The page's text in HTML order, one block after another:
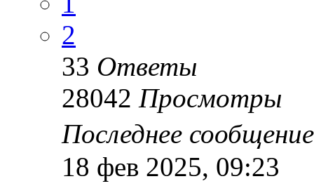
2
33 Ответы
28042 Просмотры
Последнее
18 фев 2025, 09:23